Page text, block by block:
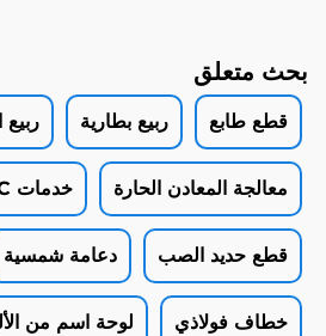
بحث متعلق
قطع طابع ربيع بطارية ربيع
معالجة المعادن الحارة خدمات CNC
قطع حديد الصب دعامة شمسية
خطاف فولاذي لوحة اسم من